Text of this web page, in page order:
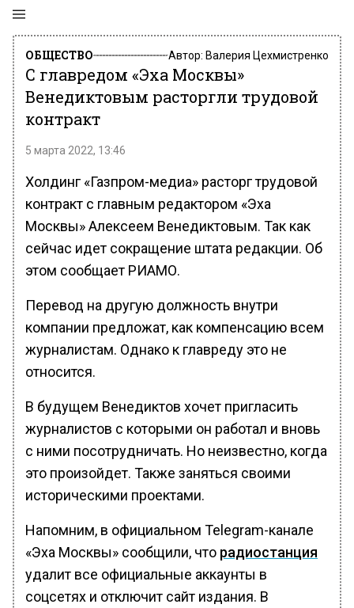
ОБЩЕСТВО Автор: Валерия Цехмистренко
С главредом «Эха Москвы»
Венедиктовым расторгли трудовой
контракт
5 марта 2022, 13:46
Холдинг «Газпром-медиа» расторг трудовой
контракт с главным редактором «Эха
Москвы» Алексеем Венедиктовым. Так как
сейчас идет сокращение штата редакции. Об
этом сообщает РИАМО.
Перевод на другую должность внутри
компании предложат, как компенсацию всем
журналистам. Однако к главреду это не
относится.
В будущем Венедиктов хочет пригласить
журналистов с которыми он работал и вновь
с ними посотрудничать. Но неизвестно, когда
это произойдет. Также заняться своими
историческими проектами.
Напомним, в официальном Telegram-канале
«Эха Москвы» сообщили, что радиостанция
удалит все официальные аккаунты в
соцсетях и отключит сайт издания. В